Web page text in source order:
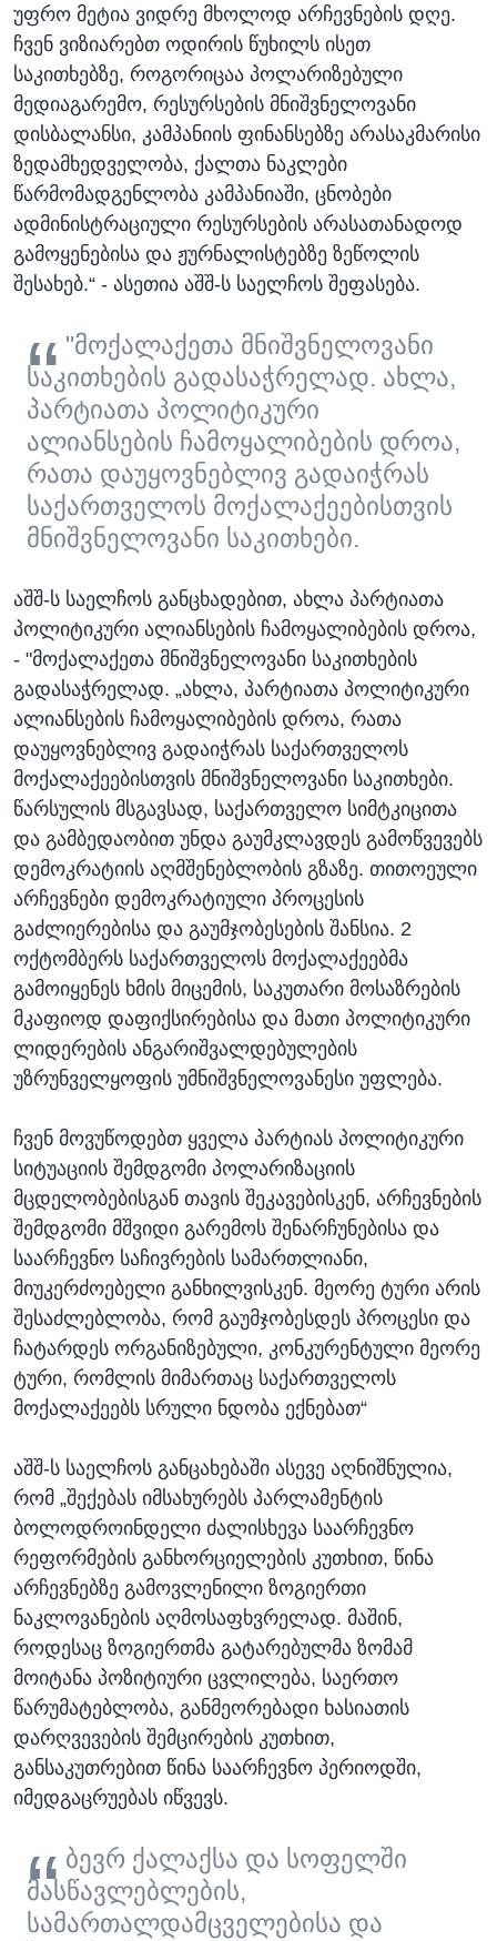
უფრო მეტია ვიდრე მხოლოდ არჩევნების დღე.
ჩვენ ვიზიარებთ ოდირის წუხილს ისეთ
საკითხებზე, როგორიცაა პოლარიზებული
მედიაგარემო, რესურსების მნიშვნელოვანი
დისბალანსი, კამპანიის ფინანსებზე არასაკმარისი
ზედამხედველობა, ქალთა ნაკლები
წარმომადგენლობა კამპანიაში, ცნობები
ადმინისტრაციული რესურსების არასათანადოდ
გამოყენებისა და ჟურნალისტებზე ზეწოლის
შესახებ.“ - ასეთია აშშ-ს საელჩოს შეფასება.
"მოქალაქეთა მნიშვნელოვანი
საკითხების გადასაჭრელად. ახლა,
პარტიათა პოლიტიკური
ალიანსების ჩამოყალიბების დროა,
რათა დაუყოვნებლივ გადაიჭრას
საქართველოს მოქალაქეებისთვის
მნიშვნელოვანი საკითხები.
აშშ-ს საელჩოს განცხადებით, ახლა პარტიათა
პოლიტიკური ალიანსების ჩამოყალიბების დროა,
- "მოქალაქეთა მნიშვნელოვანი საკითხების
გადასაჭრელად. „ახლა, პარტიათა პოლიტიკური
ალიანსების ჩამოყალიბების დროა, რათა
დაუყოვნებლივ გადაიჭრას საქართველოს
მოქალაქეებისთვის მნიშვნელოვანი საკითხები.
წარსულის მსგავსად, საქართველო სიმტკიცითა
და გამბედაობით უნდა გაუმკლავდეს გამოწვევებს
დემოკრატიის აღმშენებლობის გზაზე. თითოეული
არჩევნები დემოკრატიული პროცესის
გაძლიერებისა და გაუმჯობესების შანსია. 2
ოქტომბერს საქართველოს მოქალაქეებმა
გამოიყენეს ხმის მიცემის, საკუთარი მოსაზრების
მკაფიოდ დაფიქსირებისა და მათი პოლიტიკური
ლიდერების ანგარიშვალდებულების
უზრუნველყოფის უმნიშვნელოვანესი უფლება.
ჩვენ მოვუწოდებთ ყველა პარტიას პოლიტიკური
სიტუაციის შემდგომი პოლარიზაციის
მცდელობებისგან თავის შეკავებისკენ, არჩევნების
შემდგომი მშვიდი გარემოს შენარჩუნებისა და
საარჩევნო საჩივრების სამართლიანი,
მიუკერძოებელი განხილვისკენ. მეორე ტური არის
შესაძლებლობა, რომ გაუმჯობესდეს პროცესი და
ჩატარდეს ორგანიზებული, კონკურენტული მეორე
ტური, რომლის მიმართაც საქართველოს
მოქალაქეებს სრული ნდობა ექნებათ“
აშშ-ს საელჩოს განცახებაში ასევე აღნიშნულია,
რომ „შექებას იმსახურებს პარლამენტის
ბოლოდროინდელი ძალისხევა საარჩევნო
რეფორმების განხორციელების კუთხით, წინა
არჩევნებზე გამოვლენილი ზოგიერთი
ნაკლოვანების აღმოსაფხვრელად. მაშინ,
როდესაც ზოგიერთმა გატარებულმა ზომამ
მოიტანა პოზიტიური ცვლილება, საერთო
წარუმატებლობა, განმეორებადი ხასიათის
დარღვევების შემცირების კუთხით,
განსაკუთრებით წინა საარჩევნო პერიოდში,
იმედგაცრუებას იწვევს.
ბევრ ქალაქსა და სოფელში
მასწავლებლების,
სამართალდამცველებისა და